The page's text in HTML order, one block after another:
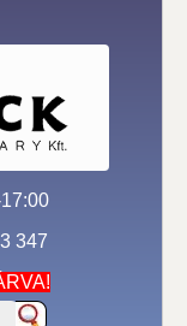
347